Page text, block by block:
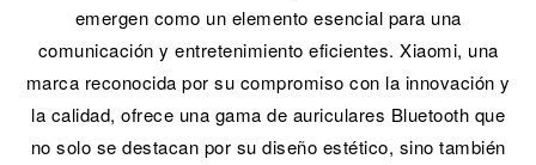
emergen como un elemento esencial para una
comunicación y entretenimiento eficientes. Xiaomi, una
marca reconocida por su compromiso con la innovación y
la calidad, ofrece una gama de auriculares Bluetooth que
no solo se destacan por su diseño estético, sino también